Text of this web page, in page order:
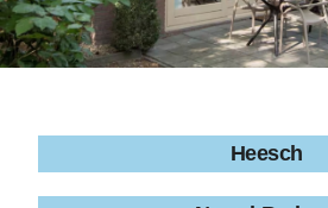
Heesch